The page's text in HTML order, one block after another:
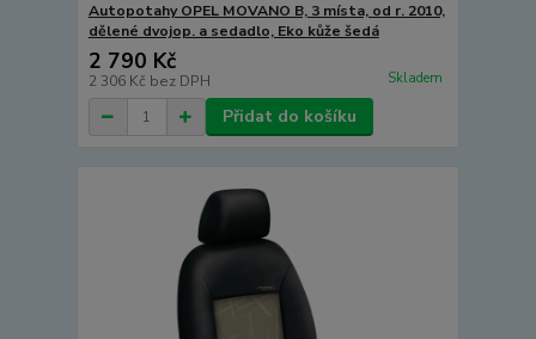
Autopotahy OPEL MOVANO B, 3 místa, od r. 2010,
dělené dvojop. a sedadlo, Eko kůže šedá
2 790 Kč
2 306 Kč bez DPH Skladem
Přidat do košíku